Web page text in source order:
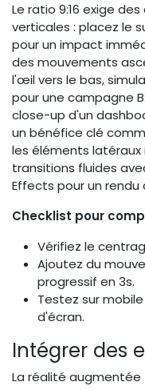
Le ratio 9:16 exige
verticales : placez le
pour un impact
des mouvements
l'œil vers le bas,
pour une campagne
close-up d'un
un bénéfice clé
les éléments latéraux
transitions fluides
Effects pour un rendu
Checklist pour
Vérifiez le
Ajoutez du
progressif en 3s.
Testez sur mobile
d'écran.
Intégrer des
La réalité augmentée